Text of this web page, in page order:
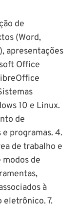
de
(Word,
apresentações
Office
10 e Linux.
de
programas. 4.
de trabalho e
de
à
7.